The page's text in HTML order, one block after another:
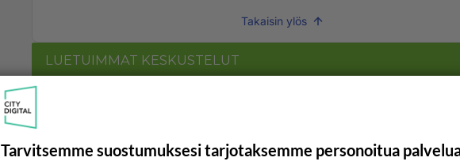
Takaisin ylös
LUETUIMMAT KESKUSTELUT
07.08.2026 16:24
Ikävä
Tarvitsemme suostumuksesi tarjotaksemme personoitua